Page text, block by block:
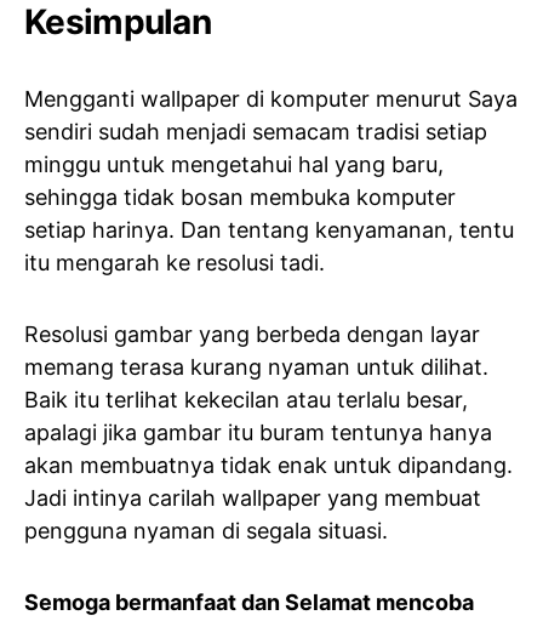
Kesimpulan
Mengganti wallpaper di komputer menurut Saya
sendiri sudah menjadi semacam tradisi setiap
minggu untuk mengetahui hal yang baru,
sehingga tidak bosan membuka komputer
setiap harinya. Dan tentang kenyamanan, tentu
itu mengarah ke resolusi tadi.
Resolusi gambar yang berbeda dengan layar
memang terasa kurang nyaman untuk dilihat.
Baik itu terlihat kekecilan atau terlalu besar,
apalagi jika gambar itu buram tentunya hanya
akan membuatnya tidak enak untuk dipandang.
Jadi intinya carilah wallpaper yang membuat
pengguna nyaman di segala situasi.
Semoga bermanfaat dan Selamat mencoba